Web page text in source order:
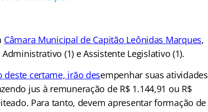
Câmara Municipal de Capitão Leônidas Marques,
(1) e Assistente Legislativo (1).
deste certame, irão desempenhar suas atividades
jus à remuneração de R$ 1.144,91 ou R$
Para tanto, devem apresentar formação de